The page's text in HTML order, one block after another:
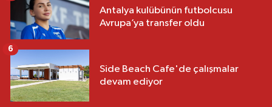
Antalya kulübünün futbolcusu
Avrupa’ya transfer oldu
Side Beach Cafe'de çalışmalar
devam ediyor
6